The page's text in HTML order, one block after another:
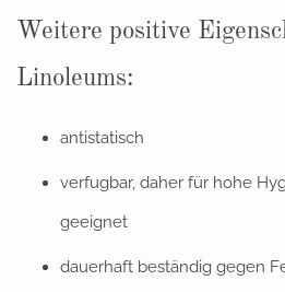
Weitere positive
Linoleums:
antistatisch
verfugbar, daher für hohe
geeignet
dauerhaft beständig gegen